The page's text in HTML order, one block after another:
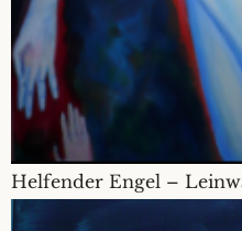
Helfender Engel –